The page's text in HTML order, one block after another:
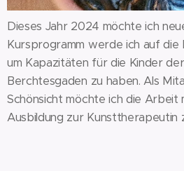
Dieses Jahr 2024 möchte ich
Kursprogramm werde ich auf die
um Kapazitäten für die Kinder
Berchtesgaden zu haben. Als
Schönsicht möchte ich die Arbeit
Ausbildung zur Kunsttherapeutin